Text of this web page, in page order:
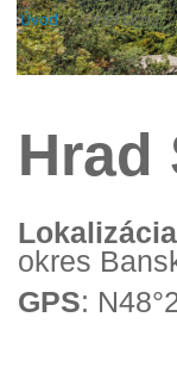
Úvod Hrad Sitno
Hrad
Lokalizácia
okres
GPS: